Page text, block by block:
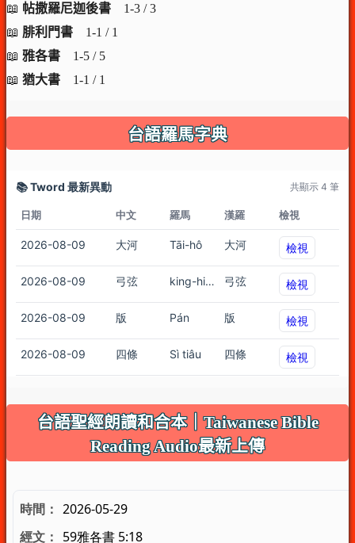
📖 帖撒羅尼迦後書 1-3 / 3
📖 腓利門書 1-1 / 1
📖 雅各書 1-5 / 5
📖 猶大書 1-1 / 1
台語羅馬字典
台語聖經朗讀和合本｜Taiwanese Bible
Reading Audio最新上傳